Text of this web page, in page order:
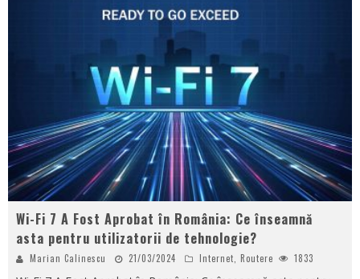
Wi-Fi 7 A Fost Aprobat în România: Ce înseamnă
asta pentru utilizatorii de tehnologie?
Marian Calinescu 21/03/2024 Internet Routere 1833